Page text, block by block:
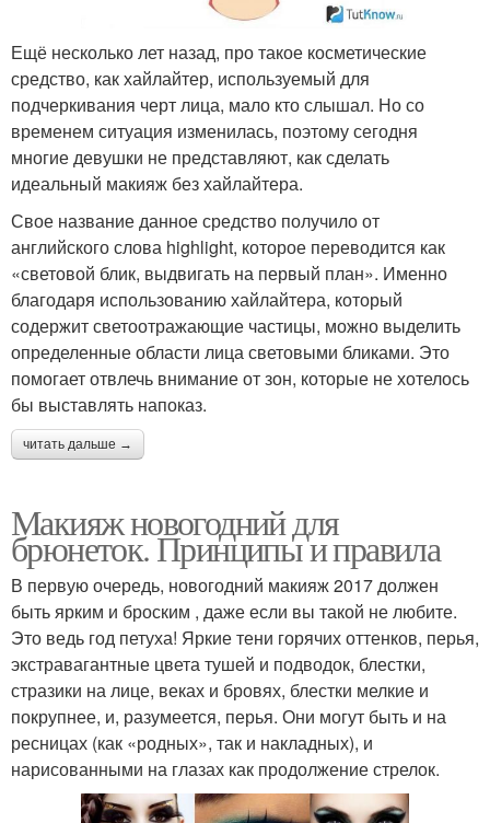
Ещё несколько лет назад, про такое косметические
средство, как хайлайтер, используемый для
подчеркивания черт лица, мало кто слышал. Но со
временем ситуация изменилась, поэтому сегодня
многие девушки не представляют, как сделать
идеальный макияж без хайлайтера.
Свое название данное средство получило от
английского слова highlight, которое переводится как
«световой блик, выдвигать на первый план». Именно
благодаря использованию хайлайтера, который
содержит светоотражающие частицы, можно выделить
определенные области лица световыми бликами. Это
помогает отвлечь внимание от зон, которые не хотелось
бы выставлять напоказ.
читать дальше →
Макияж новогодний для
брюнеток. Принципы и правила
В первую очередь, новогодний макияж 2017 должен
быть ярким и броским , даже если вы такой не любите.
Это ведь год петуха! Яркие тени горячих оттенков, перья,
экстравагантные цвета тушей и подводок, блестки,
стразики на лице, веках и бровях, блестки мелкие и
покрупнее, и, разумеется, перья. Они могут быть и на
ресницах (как «родных», так и накладных), и
нарисованными на глазах как продолжение стрелок.